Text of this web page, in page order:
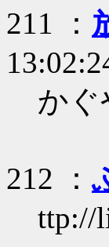
211 ：
かぐ
212 ：
ttp://